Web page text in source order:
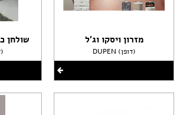
מזרון ויסקו וג'ל
DUPEN (דופן)
שולחן
DUPEN (דופן)